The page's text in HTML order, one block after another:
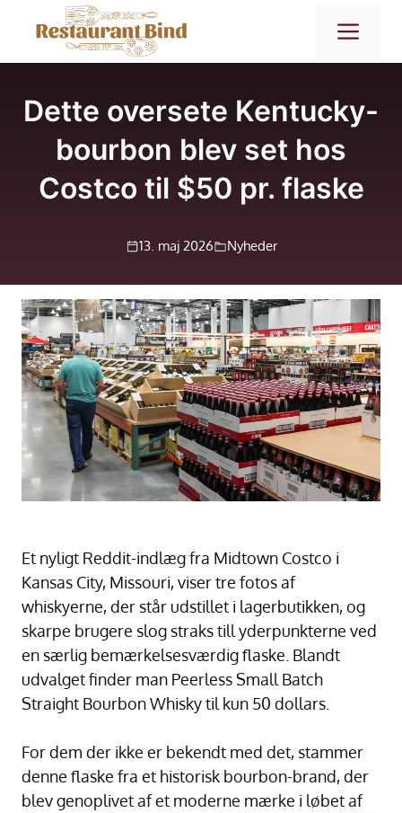
indhold
Dette oversete Kentucky-
bourbon blev set hos
Costco til $50 pr. flaske
13. maj 2026 Nyheder
Et nyligt Reddit-indlæg fra Midtown Costco i
Kansas City, Missouri, viser tre fotos af
whiskyerne, der står udstillet i lagerbutikken, og
skarpe brugere slog straks till yderpunkterne ved
en særlig bemærkelsesværdig flaske. Blandt
udvalget finder man Peerless Small Batch
Straight Bourbon Whisky til kun 50 dollars.
For dem der ikke er bekendt med det, stammer
denne flaske fra et historisk bourbon-brand, der
blev genoplivet af et moderne mærke i løbet af